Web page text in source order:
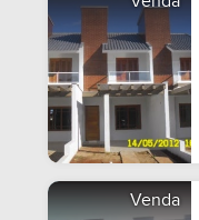
Venda